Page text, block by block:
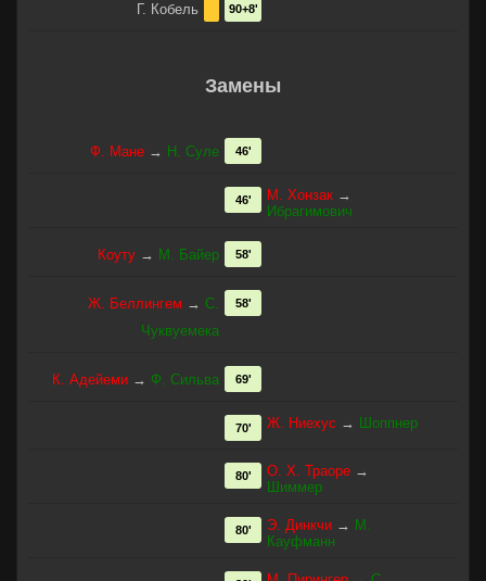
Г. Кобель 90+8'
Замены
Ф. Мане → Н. Суле 46'
М. Хонзак →
Ибрагимович
46'
Коуту → М. Байер 58'
Ж. Беллингем → C.
Чуквуемека
58'
К. Адейеми → Ф. Сильва 69'
Ж. Ниехус → Шоппнер
70'
О. Х. Траоре →
Шиммер
80'
Э. Динкчи → М.
Кауфманн
80'